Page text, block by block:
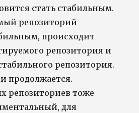
стать стабильным.
репозиторий
происходит
репозитория и
репозитория.
продолжается.
репозиториев тоже
для